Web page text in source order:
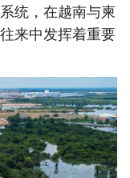
统，在越南与柬
来中发挥着重要